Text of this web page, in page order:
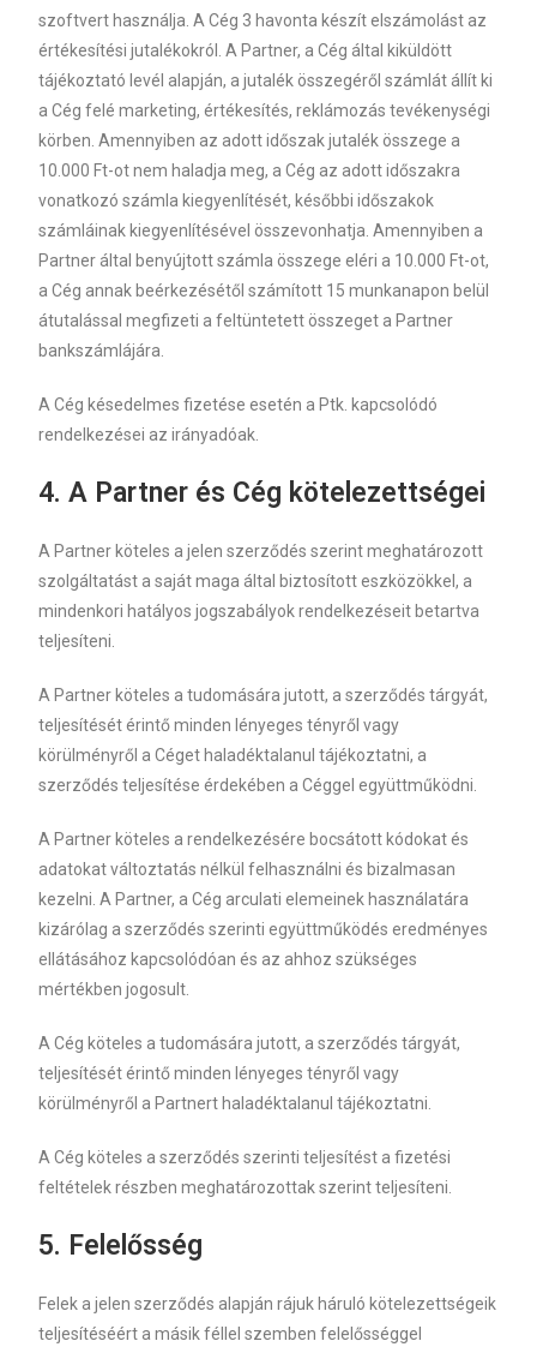
szoftvert használja. A Cég 3 havonta készít elszámolást az
értékesítési jutalékokról. A Partner, a Cég által kiküldött
tájékoztató levél alapján, a jutalék összegéről számlát állít ki
a Cég felé marketing, értékesítés, reklámozás tevékenységi
körben. Amennyiben az adott időszak jutalék összege a
10.000 Ft-ot nem haladja meg, a Cég az adott időszakra
vonatkozó számla kiegyenlítését, későbbi időszakok
számláinak kiegyenlítésével összevonhatja. Amennyiben a
Partner által benyújtott számla összege eléri a 10.000 Ft-ot,
a Cég annak beérkezésétől számított 15 munkanapon belül
átutalással megfizeti a feltüntetett összeget a Partner
bankszámlájára.
A Cég késedelmes fizetése esetén a Ptk. kapcsolódó
rendelkezései az irányadóak.
4.A Partner és Cég kötelezettségei
A Partner köteles a jelen szerződés szerint meghatározott
szolgáltatást a saját maga által biztosított eszközökkel, a
mindenkori hatályos jogszabályok rendelkezéseit betartva
teljesíteni.
A Partner köteles a tudomására jutott, a szerződés tárgyát,
teljesítését érintő minden lényeges tényről vagy
körülményről a Céget haladéktalanul tájékoztatni, a
szerződés teljesítése érdekében a Céggel együttműködni.
A Partner köteles a rendelkezésére bocsátott kódokat és
adatokat változtatás nélkül felhasználni és bizalmasan
kezelni. A Partner, a Cég arculati elemeinek használatára
kizárólag a szerződés szerinti együttműködés eredményes
ellátásához kapcsolódóan és az ahhoz szükséges
mértékben jogosult
A Cég köteles a tudomására jutott, a szerződés tárgyát,
teljesítését érintő minden lényeges tényről vagy
körülményről a Partnert haladéktalanul tájékoztatni.
A Cég köteles a szerződés szerinti teljesítést a fizetési
feltételek részben meghatározottak szerint teljesíteni.
5. Felelősség
Felek a jelen szerződés alapján rájuk háruló kötelezettségeik
teljesítéséért a másik féllel szemben felelősséggel